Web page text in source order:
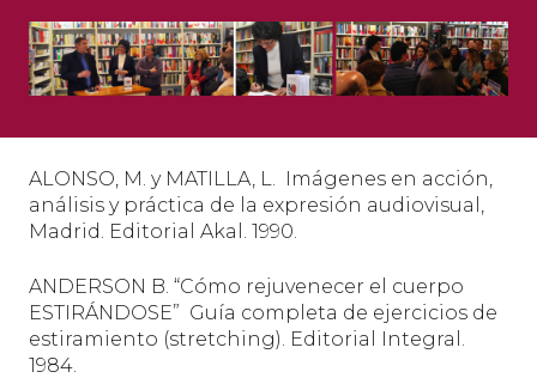
ALONSO, M. y MATILLA, L. Imágenes en acción,
análisis y práctica de la expresión audiovisual,
Madrid. Editorial Akal. 1990.
ANDERSON B. “Cómo rejuvenecer el cuerpo
ESTIRÁNDOSE” Guía completa de ejercicios de
estiramiento (stretching). Editorial Integral.
1984.